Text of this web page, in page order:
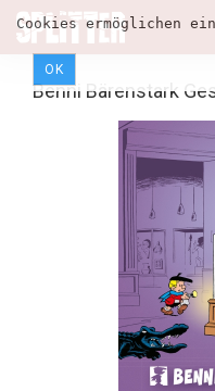
Cookies ermöglichen
OK
Benni Bärenstark